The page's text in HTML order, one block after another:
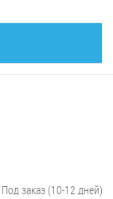
Под заказ (10-12 дней)